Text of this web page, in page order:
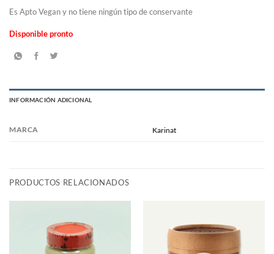
Es Apto Vegan y no tiene ningún tipo de conservante
Disponible pronto
INFORMACIÓN ADICIONAL
MARCA Karinat
PRODUCTOS RELACIONADOS